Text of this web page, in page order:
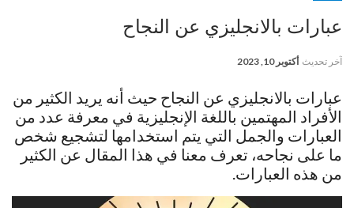
عبارات بالانجليزي عن النجاح
آخر تحديث أكتوبر 10, 2023
عبارات بالانجليزي عن النجاح حيث أنه يريد الكثير من
الأفراد المهتمين باللغة الإنجليزية في معرفة عدد من
العبارات والجمل التي يتم استخدامها لتشجيع شخص
ما على نجاحه، تعرف معنا في هذا المقال عن الكثير
من هذه العبارات.